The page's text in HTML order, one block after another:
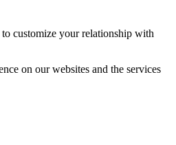
customize your relationship with
on our websites and the services